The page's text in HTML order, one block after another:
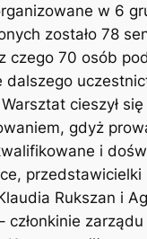
w 6
zostało 78
czego 70 osób
dalszego
cieszył
gdyż
i
przedstawicielki
Rukszan i
członkinie